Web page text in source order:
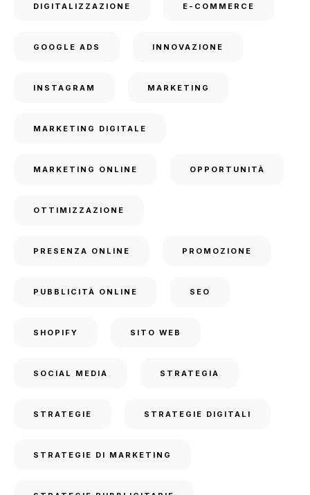
DIGITALIZZAZIONE E-COMMERCE
GOOGLE ADS INNOVAZIONE
INSTAGRAM MARKETING
MARKETING DIGITALE
MARKETING ONLINE OPPORTUNITÀ
OTTIMIZZAZIONE
PRESENZA ONLINE PROMOZIONE
PUBBLICITÀ ONLINE SEO
SHOPIFY SITO WEB
SOCIAL MEDIA STRATEGIA
STRATEGIE STRATEGIE DIGITALI
STRATEGIE DI MARKETING